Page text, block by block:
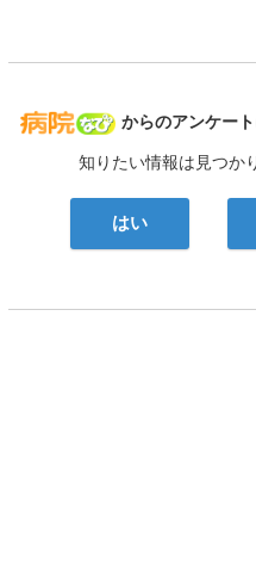
病院なび
からのアンケー
知りたい情報は見つか
はい